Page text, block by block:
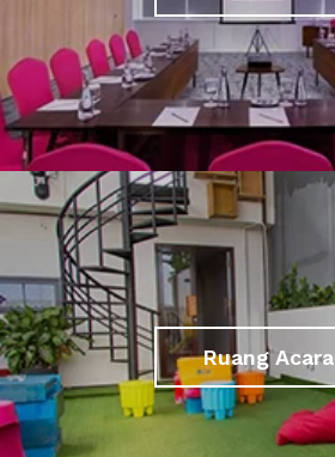
Ruang Acara